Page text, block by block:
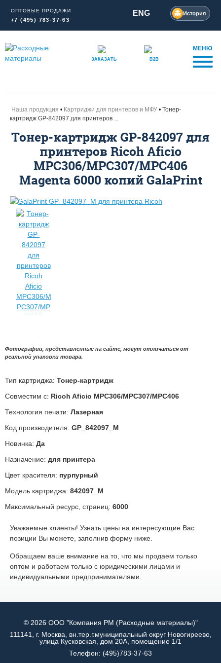
ОПТОВЫЕ ПРОДАЖИ
+7 (495) 783-37-63
ENG История
ЗАКАЗАТЬ B2B
МЕНЮ
Наша продукция Картриджи для принтеров и МФУ
Тонер-
картридж GP-842097 для принтеров ...
Тонер-картридж GP-842097 для
принтеров Ricoh Aficio
MPC306/MPC307/MPC406
Magenta 6000 копий GalaPrint
Фотографии, представленные на сайте, могут отличаться от
реальной упаковки товара.
Тип картриджа: Тонер-картридж
Совместим с: Ricoh Aficio MPC306/MPC307/MPC406
Технология печати: Лазерная
Код производителя: GP_842097_M
Новинка: Да
Назначение: для принтера
Цвет красителя: пурпурный
Модель картриджа: 842097_M
Максимальный ресурс, страниц: 6000
Уважаемые клиенты! Узнать цены на интересующие Вас
позиции Вы можете, заполнив форму ниже.
Обращаем ваше внимание на то, что мы продаем только
оптом и работаем только с юридическими лицами и
индивидуальными предпринимателями.
© 2026 ООО "Компания РМ (Расходные материалы)"
111141, г. Москва, вн.тер.г.муниципальный округ Новогиреево,
улица Кусковская, дом 20А, помещение 1/1
Телефон: (495)783-37-63